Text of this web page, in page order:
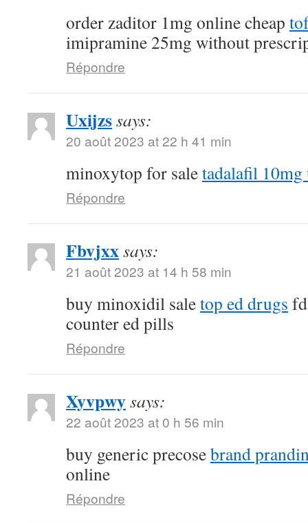
order zaditor 1mg online cheap
imipramine 25mg without
Répondre
Uxijzssays:
20 août 2023 at 22 h 41 min
minoxytop for saletadalafil 10mg
Répondre
Fbvjxxsays:
21 août 2023 at 14 h 58 min
buy minoxidil saletop ed drugs
counter ed pills
Répondre
Xyvpwysays:
22 août 2023 at 0 h 56 min
buy generic precosebrand
online
Répondre